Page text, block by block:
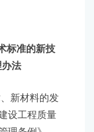
标准的新技
法
新材料的发
设工程质量